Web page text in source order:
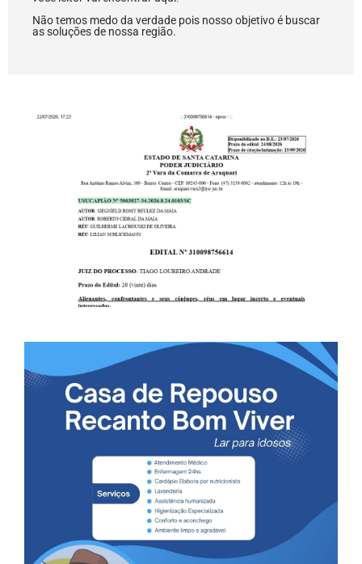
Não temos medo da verdade pois nosso objetivo é buscar
as soluções de nossa região.